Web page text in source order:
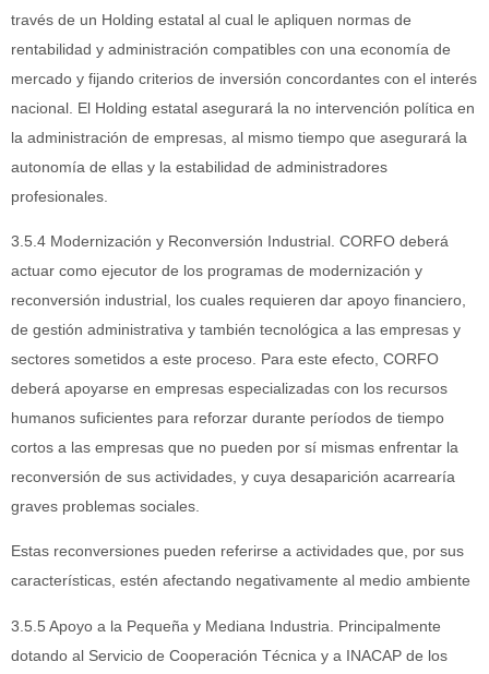
través de un Holding estatal al cual le apliquen normas de
rentabilidad y administración compatibles con una economía de
mercado y fijando criterios de inversión concordantes con el interés
nacional. El Holding estatal asegurará la no intervención política en
la administración de empresas, al mismo tiempo que asegurará la
autonomía de ellas y la estabilidad de administradores
profesionales.
3.5.4 Modernización y Reconversión Industrial. CORFO deberá
actuar como ejecutor de los programas de modernización y
reconversión industrial, los cuales requieren dar apoyo financiero,
de gestión administrativa y también tecnológica a las empresas y
sectores sometidos a este proceso. Para este efecto, CORFO
deberá apoyarse en empresas especializadas con los recursos
humanos suficientes para reforzar durante períodos de tiempo
cortos a las empresas que no pueden por sí mismas enfrentar la
reconversión de sus actividades, y cuya desaparición acarrearía
graves problemas sociales.
Estas reconversiones pueden referirse a actividades que, por sus
características, estén afectando negativamente al medio ambiente
3.5.5 Apoyo a la Pequeña y Mediana Industria. Principalmente
dotando al Servicio de Cooperación Técnica y a INACAP de los